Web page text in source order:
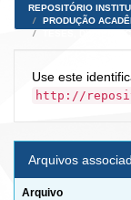
REPOSITÓRIO
PRODUÇÃO
Use este
http://
Arquivos
Arquivo